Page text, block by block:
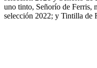
uno tinto, Señorío de Ferris,
selección 2022; y Tintilla de